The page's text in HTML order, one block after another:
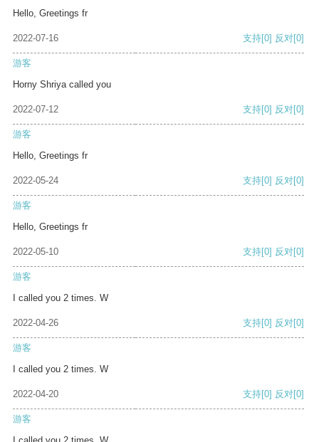
Hello, Greetings fr
2022-07-16 支持[0] 反对[0]
游客
Horny Shriya called you
2022-07-12 支持[0] 反对[0]
游客
Hello, Greetings fr
2022-05-24 支持[0] 反对[0]
游客
Hello, Greetings fr
2022-05-10 支持[0] 反对[0]
游客
I called you 2 times. W
2022-04-26 支持[0] 反对[0]
游客
I called you 2 times. W
2022-04-20 支持[0] 反对[0]
游客